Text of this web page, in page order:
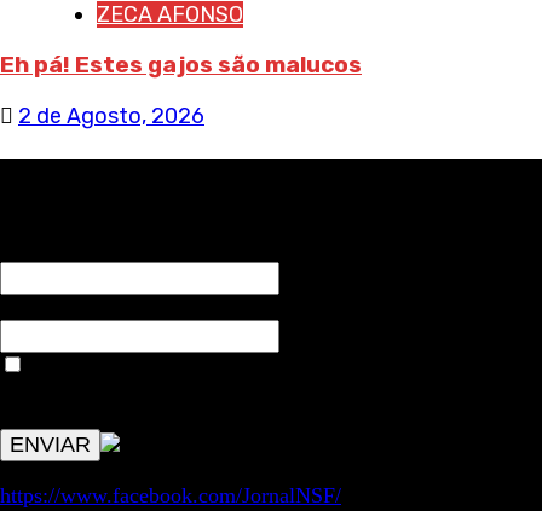
ZECA AFONSO
Eh pá! Estes gajos são malucos
2 de Agosto, 2026
https://www.facebook.com/JornalNSF/